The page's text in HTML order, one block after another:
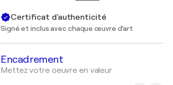
Certificat d'authenticité
Signé et inclus avec chaque œuvre d'art
Encadrement
Mettez votre oeuvre en valeur